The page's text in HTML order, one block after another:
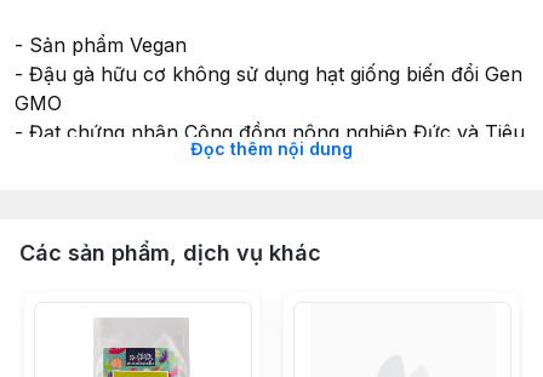
- Sản phẩm Vegan
- Đậu gà hữu cơ không sử dụng hạt giống biến đổi Gen
GMO
- Đạt chứng nhận Cộng đồng nông nghiệp Đức và Tiêu
chuẩn sinh học Châu Âu
- 100% đậu gà hữu cơ
2.Công dụng
- Đậu gà cung cấp nhiều vitamin và các khoáng chất
như: chất xơ, protein, acid folic, sắt, đồng, kẽm và
Đọc thêm nội dung
Các sản phẩm, dịch vụ khác